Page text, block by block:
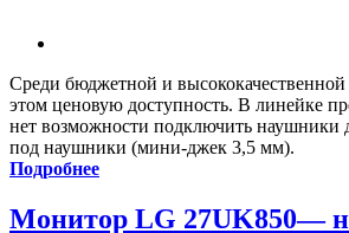
Среди бюджетной и
этом ценовую доступность. В линейке
нет возможности подключить наушники
под наушники (мини-джек 3,5 мм).
Подробнее
Монитор LG 27UK850—